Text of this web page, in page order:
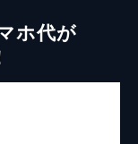
ホ代が